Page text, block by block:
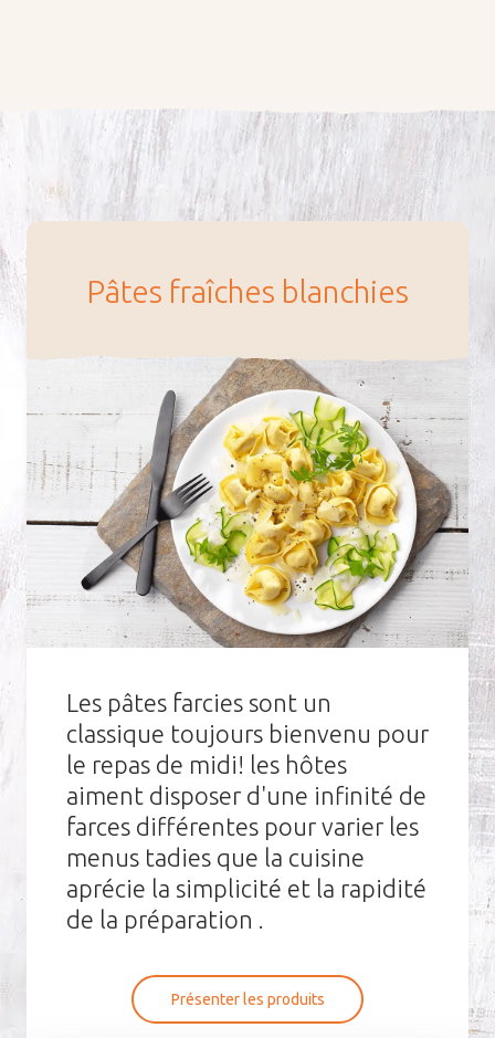
Pâtes fraîches blan­chies
Les pâtes farcies sont un
classique toujours bienvenu pour
le repas de midi! les hôtes
aiment disposer d'une infinité de
farces différentes pour varier les
menus tadies que la cuisine
aprécie la simplicité et la rapidité
de la préparation .
Présenter les produits